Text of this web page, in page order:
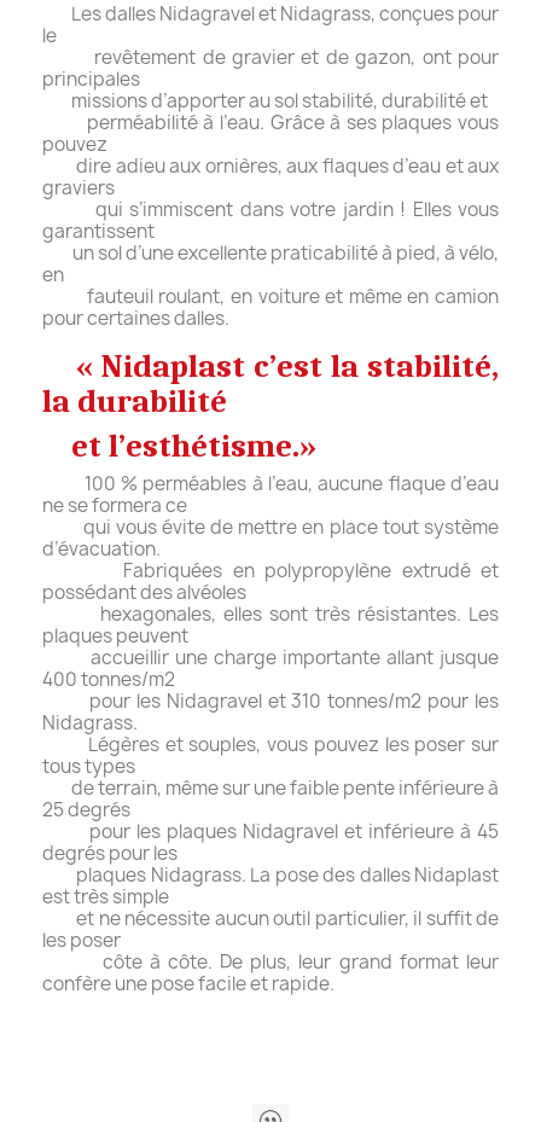
Les dalles Nidagravel et Nidagrass, conçues pour
le
revêtement de gravier et de gazon, ont pour
principales
missions d’apporter au sol stabilité, durabilité et
perméabilité à l’eau. Grâce à ses plaques vous
pouvez
dire adieu aux ornières, aux flaques d’eau et aux
graviers
qui s’immiscent dans votre jardin ! Elles vous
garantissent
un sol d’une excellente praticabilité à pied, à vélo,
en
fauteuil roulant, en voiture et même en camion
pour certaines dalles.
« Nidaplast c’est la stabilité,
la durabilité
et l’esthétisme.»
100 % perméables à l’eau, aucune flaque d’eau
ne se formera ce
qui vous évite de mettre en place tout système
d’évacuation.
Fabriquées en polypropylène extrudé et
possédant des alvéoles
hexagonales, elles sont très résistantes. Les
plaques peuvent
accueillir une charge importante allant jusque
400 tonnes/m2
pour les Nidagravel et 310 tonnes/m2 pour les
Nidagrass.
Légères et souples, vous pouvez les poser sur
tous types
de terrain, même sur une faible pente inférieure à
25 degrés
pour les plaques Nidagravel et inférieure à 45
degrés pour les
plaques Nidagrass. La pose des dalles Nidaplast
est très simple
et ne nécessite aucun outil particulier, il suffit de
les poser
côte à côte. De plus, leur grand format leur
confère une pose facile et rapide.